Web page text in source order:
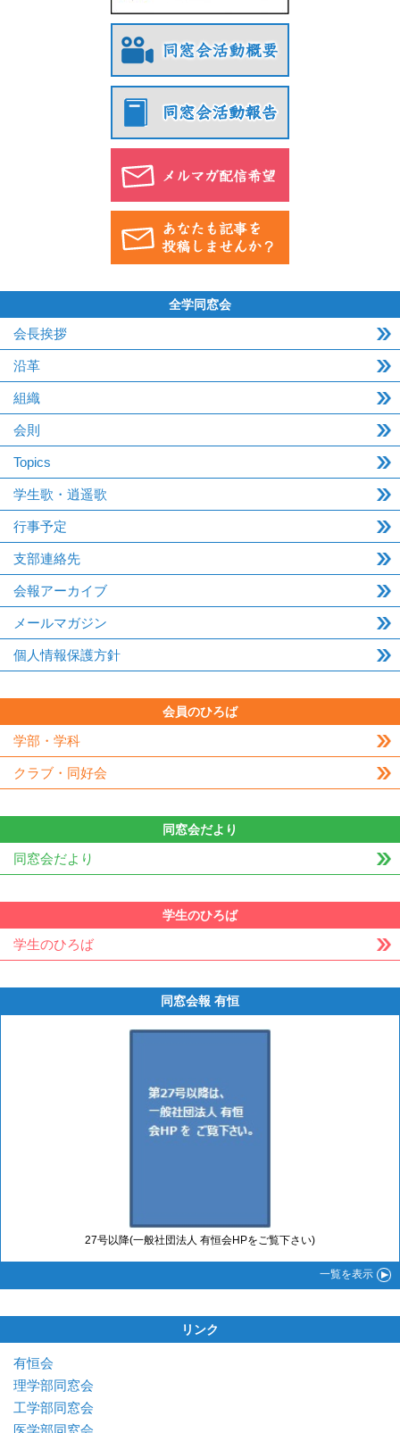
全学同窓会
会長挨拶
沿革
組織
会則
Topics
学生歌・逍遥歌
行事予定
支部連絡先
会報アーカイブ
メールマガジン
個人情報保護方針
会員のひろば
学部・学科
クラブ・同好会
同窓会だより
同窓会だより
学生のひろば
学生のひろば
同窓会報 有恒
27号以降(一般社団法人 有恒会HPをご覧下さい)
一覧を表示
リンク
有恒会
理学部同窓会
工学部同窓会